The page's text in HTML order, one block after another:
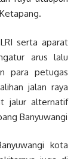
serta aparat
arus lalu
para petugas
jalan raya
jalur alternatif
Banyuwangi
kota